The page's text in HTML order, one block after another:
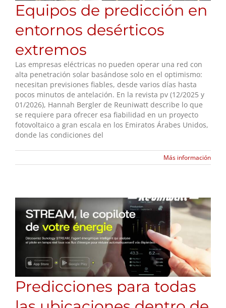
Equipos de predicción en
entornos desérticos
extremos
Las empresas eléctricas no pueden operar una red con
alta penetración solar basándose solo en el optimismo:
necesitan previsiones fiables, desde varios días hasta
pocos minutos de antelación. En la revista pv (12/2025 y
01/2026), Hannah Bergler de Reuniwatt describe lo que
se requiere para ofrecer esa fiabilidad en un proyecto
fotovoltaico a gran escala en los Emiratos Árabes Unidos,
donde las condiciones del
Más información
Predicciones para todas